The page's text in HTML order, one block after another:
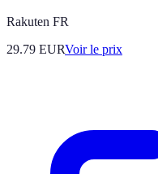
Rakuten FR
29.79 EURVoir le prix